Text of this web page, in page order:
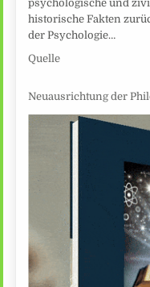
psychologische und
historische Fakten
der Psychologie…
Quelle
Neuausrichtung der